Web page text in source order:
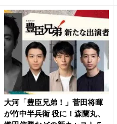
大河「豊臣兄弟！」菅田将暉
が竹中半兵衛 役に！森蘭丸、